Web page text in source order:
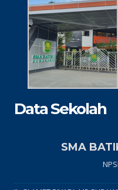
Data Sekolah
SMA